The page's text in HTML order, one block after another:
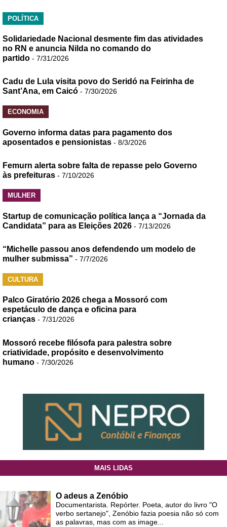
POLÍTICA
Solidariedade Nacional desmente fim das atividades
no RN e anuncia Nilda no comando do
partido - 7/31/2026
Cadu de Lula visita povo do Seridó na Feirinha de
Sant’Ana, em Caicó - 7/30/2026
ECONOMIA
Governo informa datas para pagamento dos
aposentados e pensionistas - 8/3/2026
Femurn alerta sobre falta de repasse pelo Governo
às prefeituras - 7/10/2026
MULHER
Startup de comunicação política lança a “Jornada da
Candidata” para as Eleições 2026 - 7/13/2026
“Michelle passou anos defendendo um modelo de
mulher submissa” - 7/7/2026
CULTURA
Palco Giratório 2026 chega a Mossoró com
espetáculo de dança e oficina para
crianças - 7/31/2026
Mossoró recebe filósofa para palestra sobre
criatividade, propósito e desenvolvimento
humano - 7/30/2026
MAIS LIDAS
O adeus a Zenóbio
Documentarista. Repórter. Poeta, autor do livro "O
verbo sertanejo", Zenóbio fazia poesia não só com
as palavras, mas com as image...